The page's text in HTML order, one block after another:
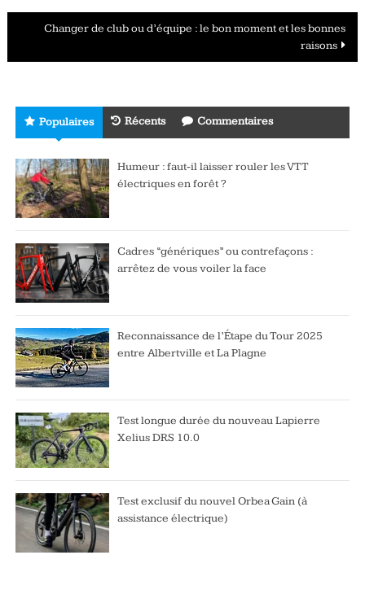
articles
Changer de club ou d’équipe : le bon moment et les bonnes
raisons
Populaires Récents Commentaires
Humeur : faut-il laisser rouler les VTT
électriques en forêt ?
Cadres “génériques” ou contrefaçons :
arrêtez de vous voiler la face
Reconnaissance de l’Étape du Tour 2025
entre Albertville et La Plagne
Test longue durée du nouveau Lapierre
Xelius DRS 10.0
Test exclusif du nouvel Orbea Gain (à
assistance électrique)